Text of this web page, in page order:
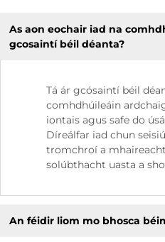
As aon eochair iad na
gcosaintí béil déanta?
Tá ár gcósaintí béil
comhdhúileáin
iontais agus safe do
Díreálfar iad chun
tromchroí a
solúbthacht uasta a
An féidir liom mo bhosca